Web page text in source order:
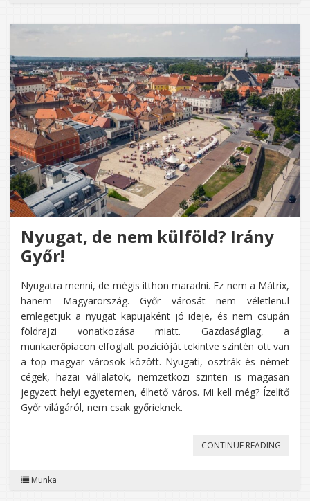
ÉS
Nyugat, de nem külföld? Irány
Győr!
Nyugatra menni, de mégis itthon maradni. Ez nem a Mátrix,
hanem Magyarország. Győr városát nem véletlenül
emlegetjük a nyugat kapujaként jó ideje, és nem csupán
földrajzi vonatkozása miatt. Gazdaságilag, a
munkaerőpiacon elfoglalt pozícióját tekintve szintén ott van
a top magyar városok között. Nyugati, osztrák és német
cégek, hazai vállalatok, nemzetközi szinten is magasan
jegyzett helyi egyetemen, élhető város. Mi kell még? Ízelítő
Győr világáról, nem csak győrieknek.
CONTINUE READING
Munka